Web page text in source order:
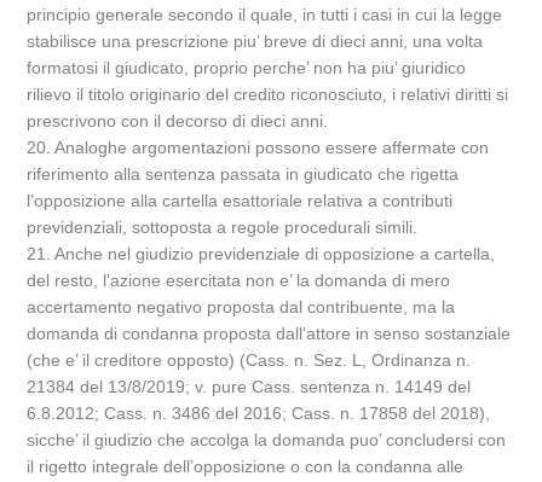
principio generale secondo il quale, in tutti i casi in cui la legge
stabilisce una prescrizione piu’ breve di dieci anni, una volta
formatosi il giudicato, proprio perche’ non ha piu’ giuridico
rilievo il titolo originario del credito riconosciuto, i relativi diritti si
prescrivono con il decorso di dieci anni.
20. Analoghe argomentazioni possono essere affermate con
riferimento alla sentenza passata in giudicato che rigetta
l’opposizione alla cartella esattoriale relativa a contributi
previdenziali, sottoposta a regole procedurali simili.
21. Anche nel giudizio previdenziale di opposizione a cartella,
del resto, l’azione esercitata non e’ la domanda di mero
accertamento negativo proposta dal contribuente, ma la
domanda di condanna proposta dall’attore in senso sostanziale
(che e’ il creditore opposto) (Cass. n. Sez. L, Ordinanza n.
21384 del 13/8/2019; v. pure Cass. sentenza n. 14149 del
6.8.2012; Cass. n. 3486 del 2016; Cass. n. 17858 del 2018),
sicche’ il giudizio che accolga la domanda puo’ concludersi con
il rigetto integrale dell’opposizione o con la condanna alle